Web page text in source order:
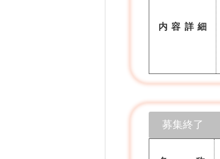
内容詳細
募集終了